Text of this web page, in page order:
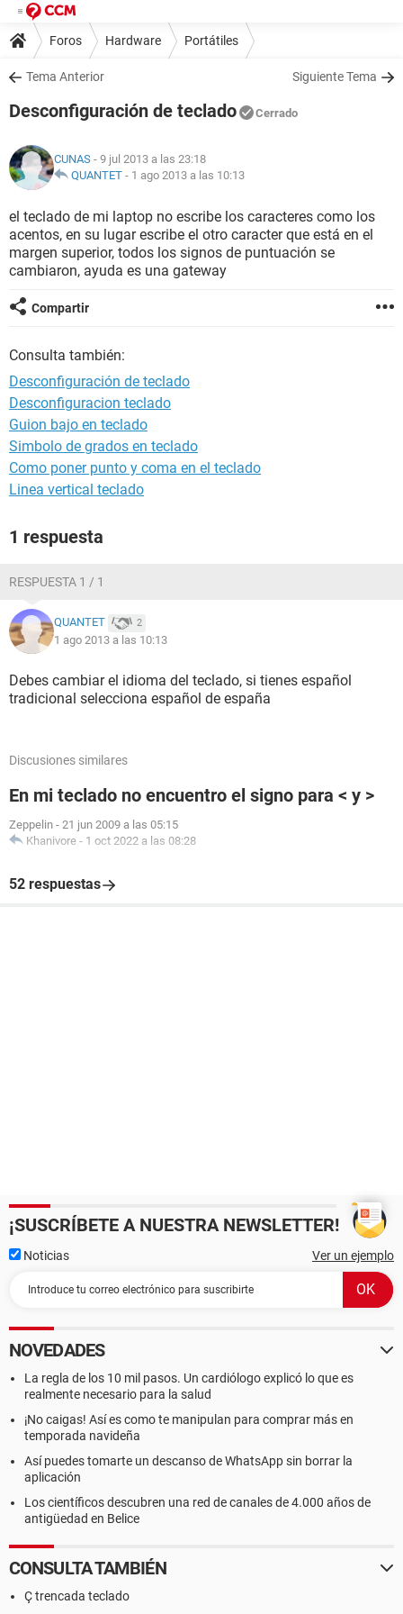
Foros Hardware Portátiles
Tema Anterior Siguiente Tema
Desconfiguración de teclado Cerrado
CUNAS - 9 jul 2013 a las 23:18
QUANTET - 1 ago 2013 a las 10:13
el teclado de mi laptop no escribe los caracteres como los
acentos, en su lugar escribe el otro caracter que está en el
margen superior, todos los signos de puntuación se
cambiaron, ayuda es una gateway
Compartir
Consulta también:
Desconfiguración de teclado
Desconfiguracion teclado
Guion bajo en teclado
Simbolo de grados en teclado
Como poner punto y coma en el teclado
Linea vertical teclado
1 respuesta
RESPUESTA 1 / 1
QUANTET 2
1 ago 2013 a las 10:13
Debes cambiar el idioma del teclado, si tienes español
tradicional selecciona español de españa
Discusiones similares
En mi teclado no encuentro el signo para < y >
Zeppelin - 21 jun 2009 a las 05:15
Khanivore - 1 oct 2022 a las 08:28
52 respuestas
¡SUSCRÍBETE A NUESTRA NEWSLETTER!
Noticias Ver un ejemplo
NOVEDADES
La regla de los 10 mil pasos. Un cardiólogo explicó lo que es
realmente necesario para la salud
¡No caigas! Así es como te manipulan para comprar más en
temporada navideña
Así puedes tomarte un descanso de WhatsApp sin borrar la
aplicación
Los científicos descubren una red de canales de 4.000 años de
antigüedad en Belice
CONSULTA TAMBIÉN
Ç trencada teclado